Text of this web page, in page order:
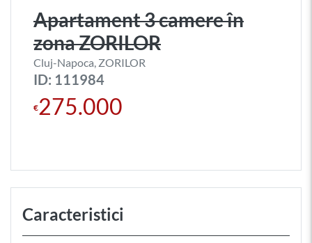
Apartament 3 camere în
zona ZORILOR
Cluj-Napoca, ZORILOR
ID: 111984
€275.000
Caracteristici